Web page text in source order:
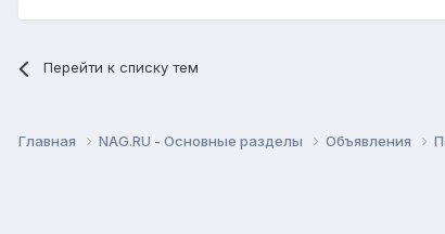
Перейти к списку тем
Главная NAG.RU - Основные разделы Объявления